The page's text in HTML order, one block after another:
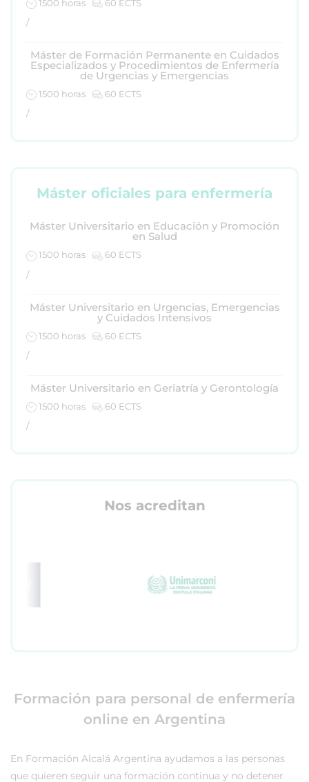
1500 horas
60 ECTS
/
Máster de Formación Permanente en Cuidados
Especializados y Procedimientos de Enfermería
de Urgencias y Emergencias
1500 horas
60 ECTS
/
Máster oficiales para enfermería
Máster Universitario en Educación y Promoción
en Salud
1500 horas
60 ECTS
/
Máster Universitario en Urgencias, Emergencias
y Cuidados Intensivos
1500 horas
60 ECTS
/
Máster Universitario en Geriatría y Gerontología
1500 horas
60 ECTS
/
Nos acreditan
Formación para personal de enfermería
online en Argentina
En Formación Alcalá Argentina ayudamos a las personas
que quieren seguir una formación continua y no detener